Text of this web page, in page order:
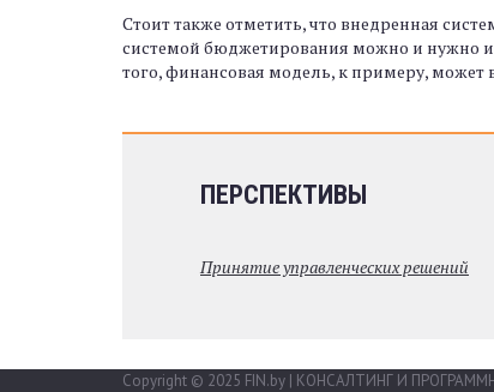
Стоит также отметить, что внедренная
системой бюджетирования можно и нужно
того, финансовая модель, к примеру,
ПЕРСПЕКТИВЫ
Принятие управленческих решений
Copyright © 2025 FIN.by | КОНСАЛТИНГ И